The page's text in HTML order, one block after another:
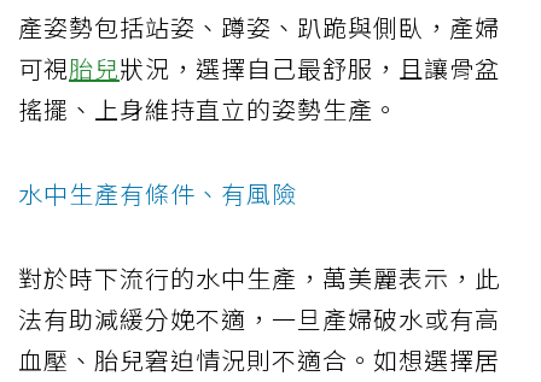
產姿勢包括站姿、蹲姿、趴跪與側臥，產婦
可視胎兒狀況，選擇自己最舒服，且讓骨盆
搖擺、上身維持直立的姿勢生產。
水中生產有條件、有風險
對於時下流行的水中生產，萬美麗表示，此
法有助減緩分娩不適，一旦產婦破水或有高
血壓、胎兒窘迫情況則不適合。如想選擇居